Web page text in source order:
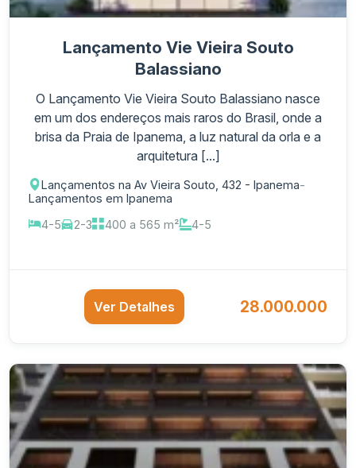
Lançamento Vie Vieira Souto
Balassiano
O Lançamento Vie Vieira Souto Balassiano nasce
em um dos endereços mais raros do Brasil, onde a
brisa da Praia de Ipanema, a luz natural da orla e a
arquitetura [...]
Lançamentos na Av Vieira Souto, 432 - Ipanema-
Lançamentos em Ipanema
4-5
2-3 400 a 565 m² 4-5
Ver Detalhes 28.000.000